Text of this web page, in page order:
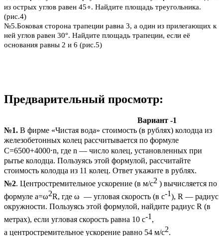
из острых углов равен 45∘. Найдите площадь треугольника.
(рис.4)
№5.Боковая сторона трапеции равна 3, а один из прилегающих к
ней углов равен 30°. Найдите площадь трапеции, если её
основания равны 2 и 6 (рис.5)
Предварительный просмотр:
Вариант -1
№1. В фирме «Чистая вода» стоимость (в рублях) колодца из
железобетонных колец рассчитывается по формуле
C=6500+4000⋅n, где n — число колец, установленных при
рытье колодца. Пользуясь этой формулой, рассчитайте
стоимость колодца из 11 колец. Ответ укажите в рублях.
№2. Центростремительное ускорение (в м/c2 ) вычисляется по
формуле a=ω2R, где ω — угловая скорость (в с-1), R — радиус
окружности. Пользуясь этой формулой, найдите радиус R (в
метрах), если угловая скорость равна 10 с-1 ,
а центростремительное ускорение равно 54 м/c2.